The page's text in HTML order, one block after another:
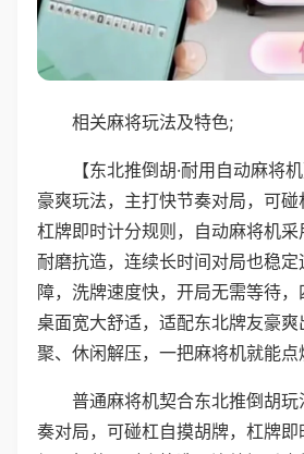
相关麻将玩法及特色;
【东北推倒胡·耐用自动麻将
豪爽玩法，主打快节奏对局，可
杠牌即时计分规则，自动麻将机采
耐磨抗造，连续长时间对局也稳
障，洗牌速度快，开局无需等待，
桌面宽大舒适，适配东北牌友豪
聚、休闲解压，一把麻将机就能点
普通麻将机契合东北推倒胡
奏对局，可碰杠自摸胡牌，杠牌